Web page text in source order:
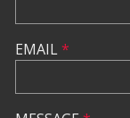
EMAIL*